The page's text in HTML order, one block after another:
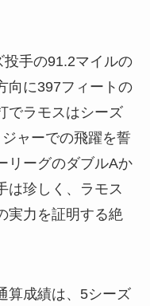
手の91.2マイルの
向に397フィートの
でラモスはシーズ
ャーでの飛躍を誓
リーグのダブルAか
は珍しく、ラモス
実力を証明する絶
算成績は、5シーズ